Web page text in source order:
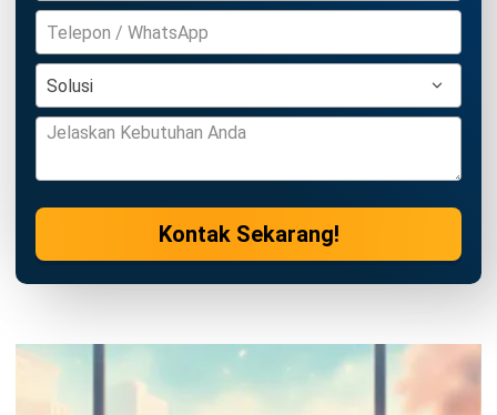
HRM
Uang Pisah Karyawan: Aturan, Cara
Menghitung, dan Contohnya